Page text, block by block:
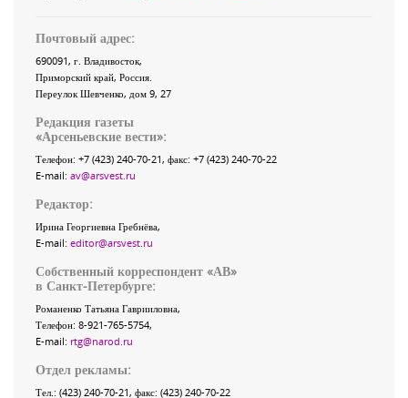
Почтовый адрес:
690091, г. Владивосток,
Приморский край, Россия
Переулок Шевченко, дом 9, 27
Редакция газеты
«Арсеньевские вести»:
Телефон: +7 (423) 240-70-21, факс: +7 (423) 240-70-22
E-mail: av@arsvest.ru
Редактор:
Ирина Георгиевна Гребнёва,
E-mail: editor@arsvest.ru
Собственный корреспондент «АВ»
в Санкт-Петербурге:
Романенко Татьяна Гаврииловна,
Телефон: 8-921-765-5754,
E-mail: rtg@narod.ru
Отдел рекламы:
Тел.: (423) 240-70-21, факс: (423) 240-70-22